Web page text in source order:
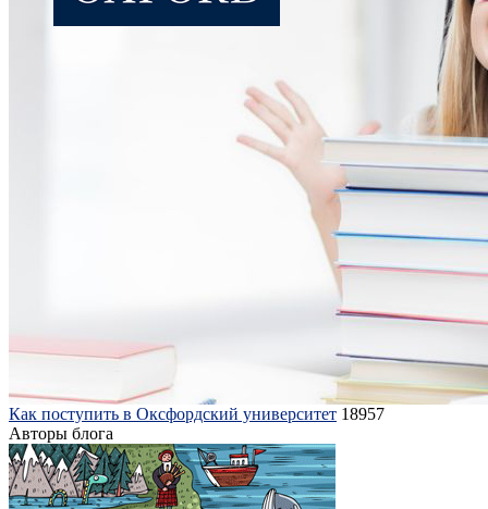
Как поступить в Оксфордский университет 18957
Авторы блога